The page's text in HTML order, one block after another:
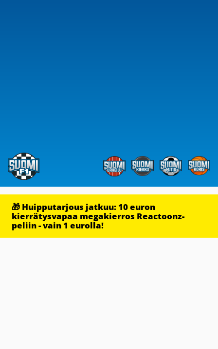
🎁 Huipputarjous jatkuu: 10 euron
kierrätysvapaa megakierros Reactoonz-
peliin - vain 1 eurolla!